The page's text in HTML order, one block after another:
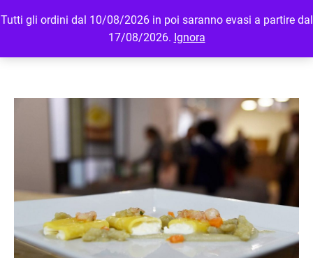
Tutti gli ordini dal 10/08/2026 in poi saranno evasi a partire dal
17/08/2026. Ignora
MENU LOGIN